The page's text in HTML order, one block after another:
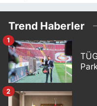
Trend Haberler
1
2